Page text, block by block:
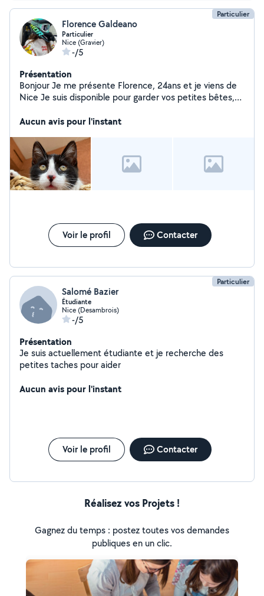
Particulier
Florence Galdeano
Particulier
Nice (Gravier)
-/5
Présentation
Bonjour Je me présente Florence, 24ans et je viens de
Nice Je suis disponible pour garder vos petites bêtes,
disponible pour faire le ménage, dans votre
importe ! N'hésitez donc pas à me contacter.
Aucun avis pour l'instant
Voir le profil Contacter
Particulier
Salomé Bazier
Étudiante
Nice (Desambrois)
-/5
Présentation
Je suis actuellement étudiante et je recherche des
petites taches pour aider
Aucun avis pour l'instant
Voir le profil Contacter
Réalisez vos Projets !
Gagnez du temps : postez toutes vos demandes
publiques en un clic.